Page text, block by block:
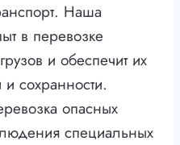
Наша
в перевозке
и обеспечит их
и сохранности.
опасных
специальных